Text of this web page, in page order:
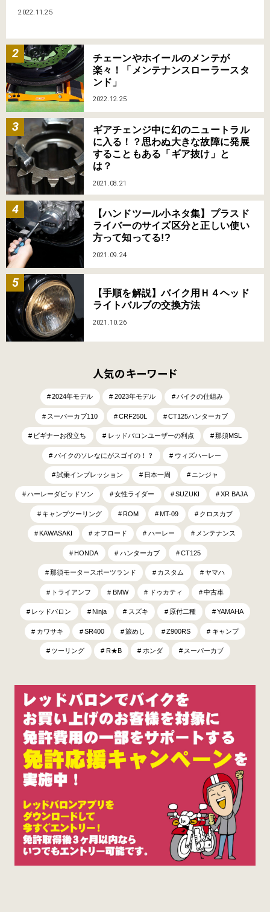
2022.11.25
チェーンやホイールのメンテが
楽々！「メンテナンスローラースタ
ンド」
2022.12.25
ギアチェンジ中に幻のニュートラル
に入る！？思わぬ大きな故障に発展
することもある「ギア抜け」と
は？
2021.08.21
【ハンドツール小ネタ集】プラスド
ライバーのサイズ区分と正しい使い
方って知ってる!?
2021.09.24
【手順を解説】バイク用Ｈ４ヘッド
ライトバルブの交換方法
2021.10.26
人気のキーワード
2024年モデル 2023年モデル バイクの仕組み
スーパーカブ110 CRF250L CT125ハンターカブ
ビギナーお役立ち レッドバロンユーザーの利点 那須MSL
バイクのソレなにがスゴイの！？ ウィズハーレー
試乗インプレッション 日本一周 ニンジャ
ハーレーダビッドソン 女性ライダー SUZUKI XR BAJA
キャンプツーリング ROM MT-09 クロスカブ
KAWASAKI オフロード ハーレー メンテナンス
HONDA ハンターカブ CT125
那須モータースポーツランド カスタム ヤマハ
トライアンフ BMW ドゥカティ 中古車
レッドバロン Ninja スズキ 原付二種 YAMAHA
カワサキ SR400 旅めし Z900RS キャンプ
ツーリング R★B ホンダ スーパーカブ